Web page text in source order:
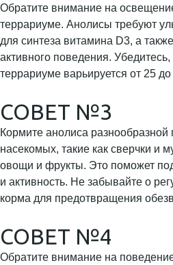
Обратите внимание на
террариуме. Анолисы требуют
для синтеза витамина D3, а
активного поведения.
террариуме варьируется от 25
СОВЕТ №3
Кормите анолиса
насекомых, такие как сверчки и
овощи и фрукты. Это поможет
и активность. Не забывайте о
корма для предотвращения
СОВЕТ №4
Обратите внимание на